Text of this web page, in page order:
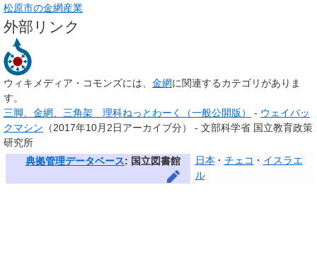
松原市の金網産業
外部リンク
ウィキメディア・コモンズには、 金網に関連するカテゴリがありま
す。
三脚、金網、三角架 理科ねっとわーく（一般公開版）
- ウェイバッ
クマシン （2017年10月2日アーカイブ分）
- 文部科学省 国立教育政策
研究所
典拠管理データベース: 国立図書館 日本 チェコ
イスラエ
ル